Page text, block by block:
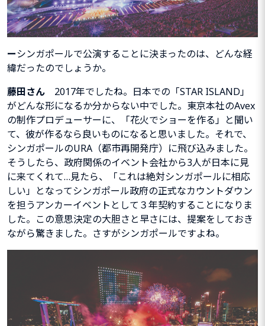
ーシンガポールで公演することに決まったのは、どんな経
緯だったのでしょうか。
藤田さん
2017年でしたね。日本での 「STAR ISLAND」
がどんな形になるか分からない中でした。東京本社のAvex
の制作プロデューサーに、「花火でショーを作る」と聞い
て、彼が作るなら良いものになると思いました。それで、
シンガポールのURA （都市再開発庁）に飛び込みました。
そうしたら、政府関係のイベント会社から3人が日本に見
に来てくれて…見たら、「これは絶対シンガポールに相応
しい」となってシンガポール政府の正式なカウントダウン
を担うアンカーイベントとして３年契約することになりま
した。 この意思決定の大胆さと早さには、提案をしておき
ながら驚きました。さすがシンガポールですよね。